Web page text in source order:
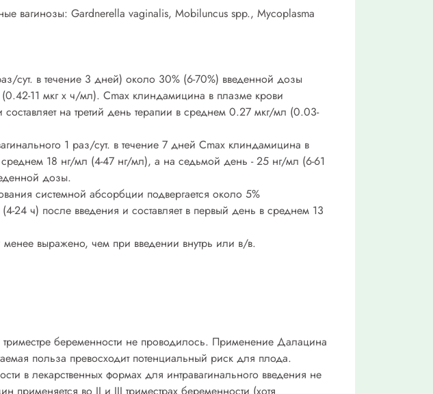
вагинозы: Gardnerella vaginalis, Mobiluncus spp., Mycoplasma
сут. в течение 3 дней) около 30% (6-70%) введенной дозы
(0.42-11 мкг х ч/мл). Cmax клиндамицина в плазме крови
на третий день терапии в среднем 0.27 мкг/мл (0.03-
1 раз/сут. в течение 7 дней Cmax клиндамицина в
среднем 18 нг/мл (4-47 нг/мл), а на седьмой день - 25 нг/мл (6-61
дозы.
системной абсорбции подвергается около 5%
24 ч) после введения и составляет в первый день в среднем 13
выражено, чем при введении внутрь или в/в.
беременности не проводилось. Применение Далацина
польза превосходит потенциальный риск для плода.
в лекарственных формах для интравагинального введения не